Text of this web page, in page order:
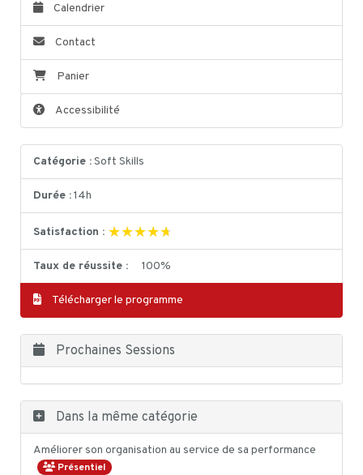
Calendrier
Contact
Panier
Accessibilité
Catégorie :Soft Skills
Durée :14h
Satisfaction : ★★★★★
★★★★★
Taux de réussite : 100%
Télécharger le programme
Prochaines Sessions
Dans la même catégorie
Améliorer son organisation au service de sa performance
Présentiel